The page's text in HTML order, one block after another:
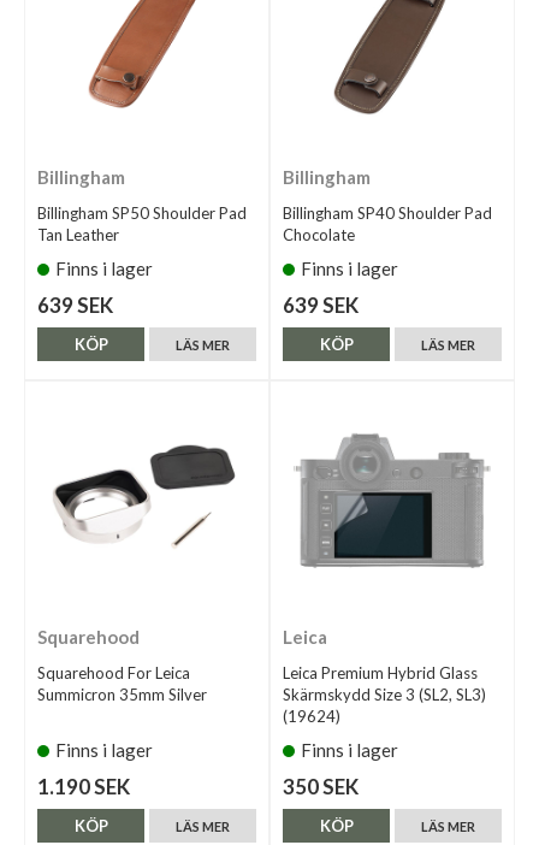
Billingham
Billingham SP50 Shoulder Pad
Tan Leather
Finns i lager
639 SEK
LÄS MER
KÖP
Billingham
Billingham SP40 Shoulder Pad
Chocolate
Finns i lager
639 SEK
LÄS MER
KÖP
Squarehood
Squarehood For Leica
Summicron 35mm Silver
Finns i lager
1.190 SEK
LÄS MER
KÖP
Leica
Leica Premium Hybrid Glass
Skärmskydd Size 3 (SL2, SL3)
(19624)
Finns i lager
350 SEK
LÄS MER
KÖP